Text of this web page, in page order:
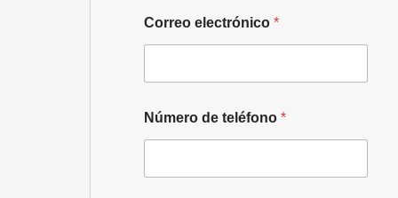
Correo electrónico *
Número de teléfono *